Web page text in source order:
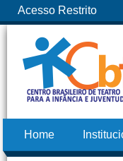
Acesso Restrito
Home